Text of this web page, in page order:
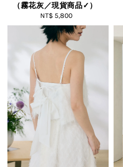
（霧花灰／現貨商品✓）
Regular
price
NT$ 5,800